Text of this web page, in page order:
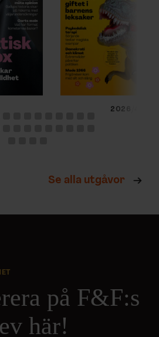
2026/4
Se alla utgåvor
på F&F:s
här!